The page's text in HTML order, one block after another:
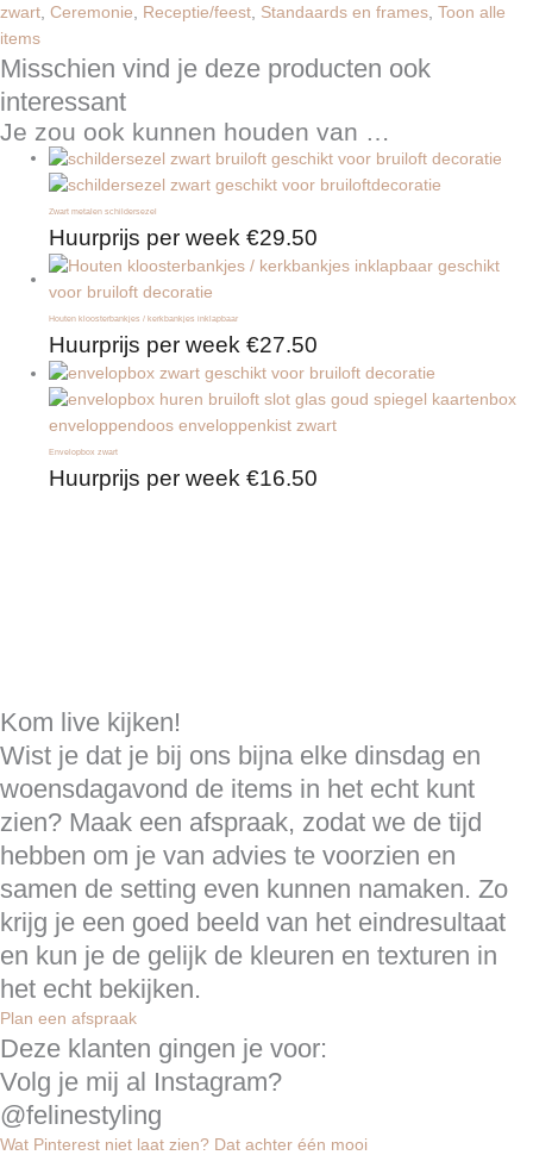
zwart, Ceremonie, Receptie/feest, Standaards en frames, Toon alle
items
Misschien vind je deze producten ook
interessant
Je zou ook kunnen houden van …
Zwart metalen schildersezel
Huurprijs per week€29.50
Houten kloosterbankjes / kerkbankjes inklapbaar
Huurprijs per week€27.50
Envelopbox zwart
Huurprijs per week€16.50
Kom live kijken!
Wist je dat je bij ons bijna elke dinsdag en
woensdagavond de items in het echt kunt
zien? Maak een afspraak, zodat we de tijd
hebben om je van advies te voorzien en
samen de setting even kunnen namaken. Zo
krijg je een goed beeld van het eindresultaat
en kun je de gelijk de kleuren en texturen in
het echt bekijken.
Plan een afspraak
Deze klanten gingen je voor:
Volg je mij al Instagram?
@felinestyling
Wat Pinterest niet laat zien? Dat achter één mooi